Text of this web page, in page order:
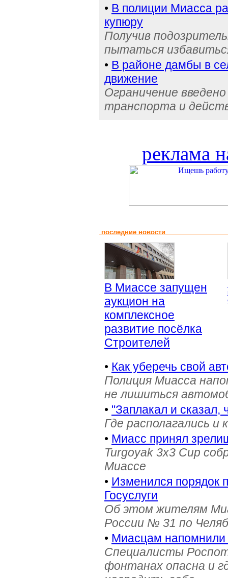
• В полиции Миасса
купюру
Получив
пытаться
• В районе дамбы в
движение
Ограничение
транспорта и
реклама
последние новости
В Миассе запущен
аукцион на
комплексное
развитие посёлка
Строителей
• Как уберечь свой
Полиция Миасса
не лишиться
• "Заплакал и сказал,
Где располагались и
• Миасс принял
Turgoyak 3x3 Cup
Миассе
• Изменился порядок
Госуслуги
Об этом жителям
России № 31 по
• Миасцам напомнили
Специалисты
фонтанах опасна и